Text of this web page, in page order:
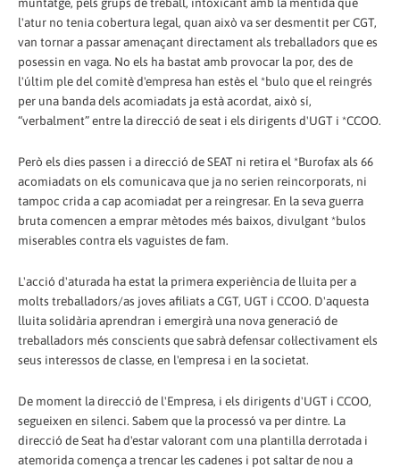
l'atur no tenia cobertura legal, quan això va ser desmentit per CGT,
van tornar a passar amenaçant directament als treballadors que es
posessin en vaga. No els ha bastat amb provocar la por, des de
l'últim ple del comitè d'empresa han estès el *bulo que el reingrés
per una banda dels acomiadats ja està acordat, això sí,
“verbalment” entre la direcció de seat i els dirigents d'UGT i *CCOO.
Però els dies passen i a direcció de SEAT ni retira el *Burofax als 66
acomiadats on els comunicava que ja no serien reincorporats, ni
tampoc crida a cap acomiadat per a reingresar. En la seva guerra
bruta comencen a emprar mètodes més baixos, divulgant *bulos
miserables contra els vaguistes de fam.
L'acció d'aturada ha estat la primera experiència de lluita per a
molts treballadors/as joves afiliats a CGT, UGT i CCOO. D'aquesta
lluita solidària aprendran i emergirà una nova generació de
treballadors més conscients que sabrà defensar col·lectivament els
seus interessos de classe, en l'empresa i en la societat.
De moment la direcció de l'Empresa, i els dirigents d'UGT i CCOO,
segueixen en silenci. Sabem que la processó va per dintre. La
direcció de Seat ha d'estar valorant com una plantilla derrotada i
atemorida comença a trencar les cadenes i pot saltar de nou a